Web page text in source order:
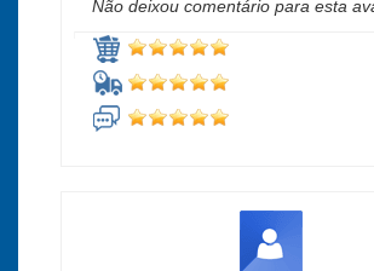
Não deixou comentário para esta